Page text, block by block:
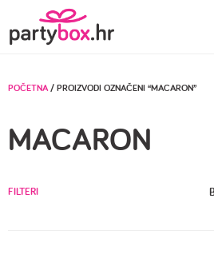
POČETNA/ PROIZVODI OZNAČENI “MACARON”
MACARON
FILTERI